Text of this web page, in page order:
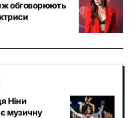
обговорюють
Ніни
музичну